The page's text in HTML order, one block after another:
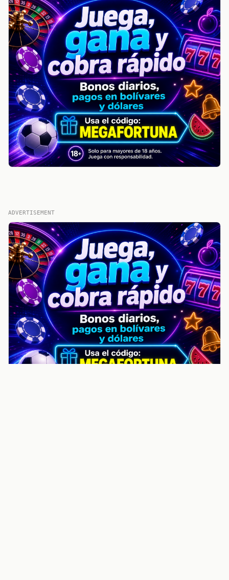
ADVERTISEMENT